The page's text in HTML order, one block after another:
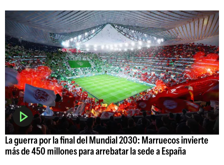
La guerra por la final del Mundial 2030: Marruecos invierte
más de 450 millones para arrebatar la sede a España